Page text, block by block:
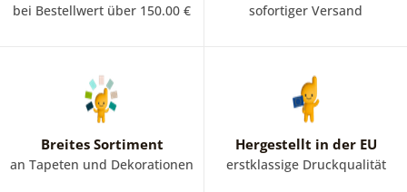
bei Bestellwert über 150.00 € sofortiger Versand
Breites Sortiment
an Tapeten und Dekorationen
Hergestellt in der EU
erstklassige Druckqualität